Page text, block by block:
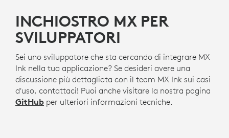
INCHIOSTRO MX PER
SVILUPPATORI
Sei uno sviluppatore che sta cercando di integrare MX
Ink nella tua applicazione? Se desideri avere una
discussione più dettagliata con il team MX Ink sui casi
d'uso, contattaci! Puoi anche visitare la nostra pagina
GitHub per ulteriori informazioni tecniche.